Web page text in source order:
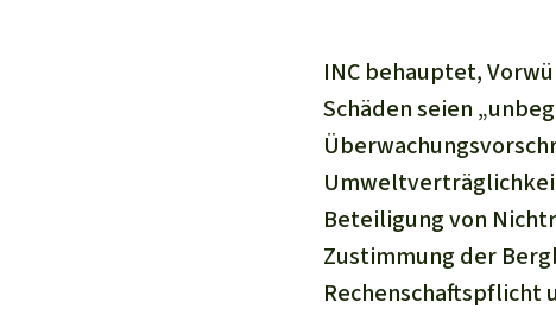
INC behauptet,
Schäden seien
Beteiligung von
Zustimmung der
Rechenschaftspflicht